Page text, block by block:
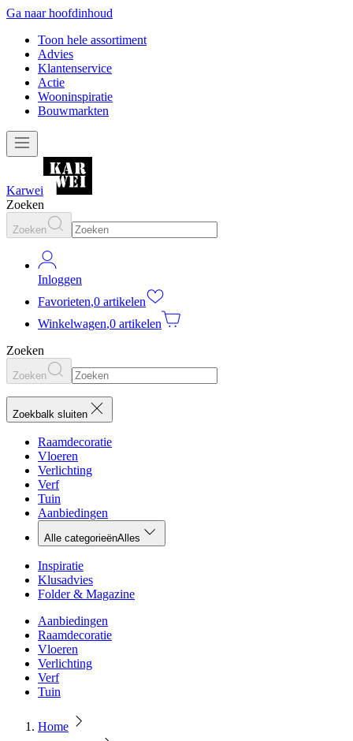
Ga naar hoofdinhoud
Toon hele assortiment
Advies
Klantenservice
Actie
Wooninspiratie
Bouwmarkten
Karwei
Zoeken
Zoeken
Inloggen
Favorieten,0 artikelen
Winkelwagen,0 artikelen
Zoeken
Zoeken
Zoekbalk sluiten
Raamdecoratie
Vloeren
Verlichting
Verf
Tuin
Aanbiedingen
Alle categorieënAlles
Inspiratie
Klusadvies
Folder & Magazine
Aanbiedingen
Raamdecoratie
Vloeren
Verlichting
Verf
Tuin
Home